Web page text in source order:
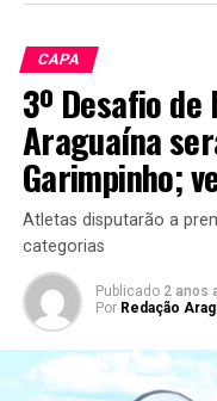
CAPA
3º Desafio
Araguaína
Garimpinho;
Atletas disputarão a
categorias
Publicado 2 anos
Por Redação